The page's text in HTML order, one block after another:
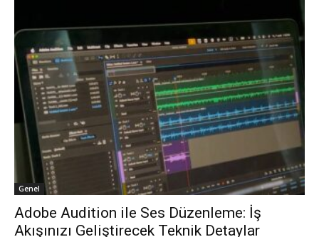
Genel
Adobe Audition ile Ses Düzenleme: İş
Akışınızı Geliştirecek Teknik Detaylar